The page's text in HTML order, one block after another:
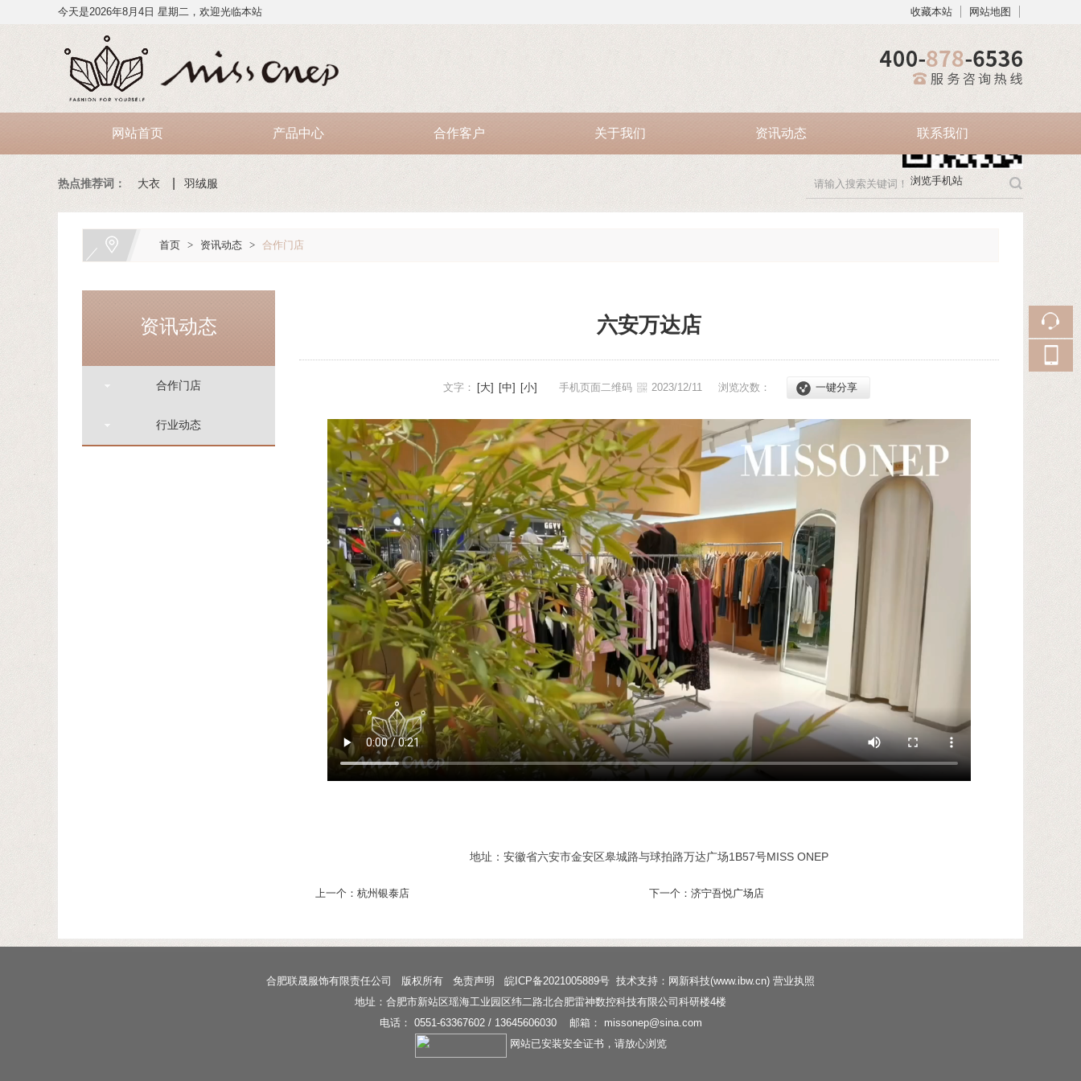
今天是2026年8月4日 星期二，欢迎光临本站 收藏本站
网站地图
浏览手机站
网站首页 产品中心 合作客户 关于我们 资讯动态 联系我们
热点推荐词： 大衣 羽绒服
首页 > 资讯动态 > 合作门店
资讯动态
合作门店
行业动态
六安万达店
文字： [大] [中] [小] 手机页面二维码 2023/12/11 浏览次数： 一键分享
地址：安徽省六安市金安区皋城路与球拍路万达广场1B57号MISS ONEP
上一个： 杭州银泰店 下一个： 济宁吾悦广场店
合肥联晟服饰有限责任公司 版权所有 免责声明 皖ICP备2021005889号 技术支持 ： 网新科技(www.ibw.cn) 营业执照
地址：合肥市新站区瑶海工业园区纬二路北合肥雷神数控科技有限公司科研楼4楼
电话： 0551-63367602 / 13645606030 邮箱： missonep@sina.com
网站已安装安全证书，请放心浏览